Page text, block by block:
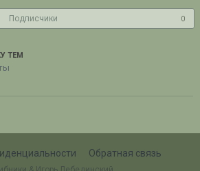
Подписчики 0
ТЕМ
Обратная связь